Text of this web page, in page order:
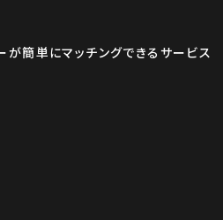
簡単にマッチングできるサービス